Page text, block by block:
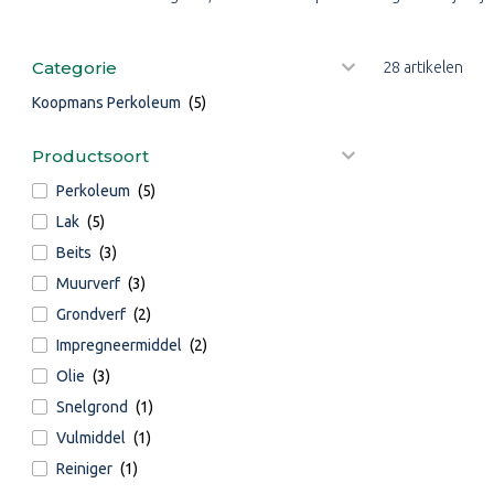
Categorie
Koopmans Perkoleum (5)
Productsoort
Perkoleum (5)
Lak (5)
Beits (3)
Muurverf (3)
Grondverf (2)
Impregneermiddel (2)
Olie (3)
Snelgrond (1)
Vulmiddel (1)
Reiniger (1)
28 artikelen